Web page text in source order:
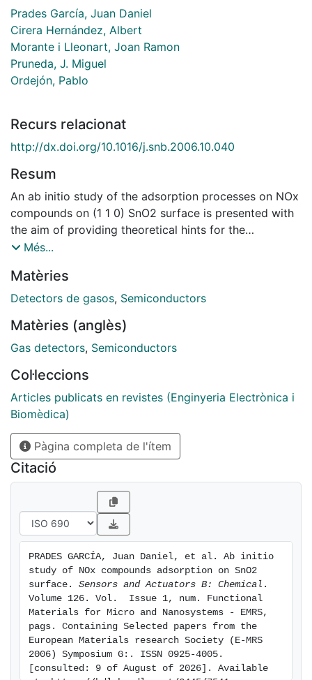
Prades García, Juan Daniel
Cirera Hernández, Albert
Morante i Lleonart, Joan Ramon
Pruneda, J. Miguel
Ordejón, Pablo
Recurs relacionat
http://dx.doi.org/10.1016/j.snb.2006.10.040
Resum
An ab initio study of the adsorption processes on NOx
compounds on (1 1 0) SnO2 surface is presented with
the aim of providing theoretical hints for the
development of improved NOx gas sensors. From first
most relevant NO and NO2 adsorption processes are
analyzed by means of the estimation of their
developed model are also corroborated with
experimental desorption temperatures for NO and
programmed desorption experiments. The interference
of the SO2 poisoning agent on the studied processes
is discussed and the adsorption site blocking
consequences on sensing response are analyzed.
Més...
Matèries
Detectors de gasos, Semiconductors
Matèries (anglès)
Gas detectors, Semiconductors
Col·leccions
Articles publicats en revistes (Enginyeria Electrònica i
Biomèdica)
Pàgina completa de l'ítem
Citació
PRADES GARCÍA, Juan Daniel, et al. Ab initio
study of NOx compounds adsorption on SnO2
surface. Sensors and Actuators B: Chemical .
Volume 126. Vol.  Issue 1, num. Functional
Materials for Micro and Nanosystems - EMRS,
pags. Containing Selected papers from the
European Materials research Society (E-MRS
2006) Symposium G:. ISSN 0925-4005.
[consulted: 9 of August of 2026]. Available